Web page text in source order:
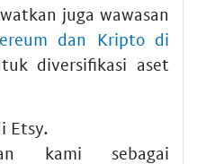
juga wawasan
dan Kripto di
diversifikasi aset
Etsy.
kami sebagai